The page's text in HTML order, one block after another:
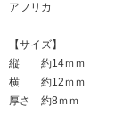
アフリカ
【サイズ】
縦 約14ｍｍ
横 約12ｍｍ
厚さ 約8ｍｍ